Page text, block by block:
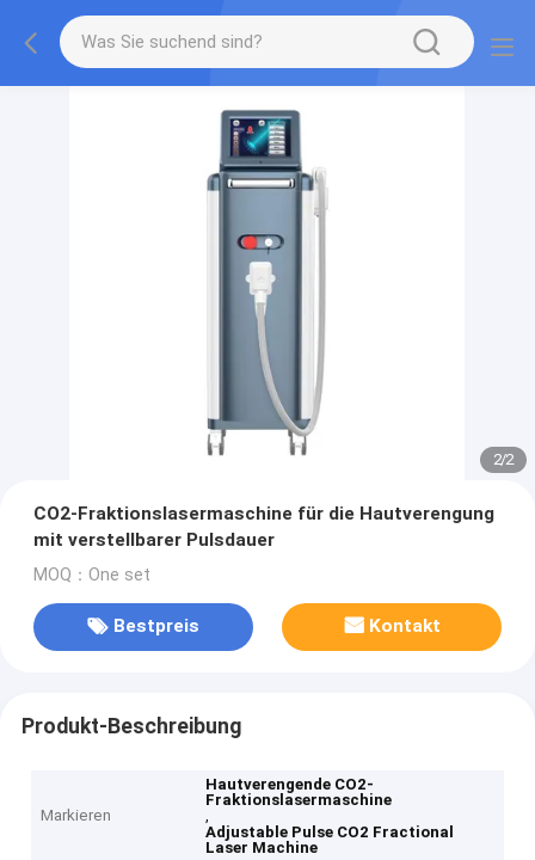
2/2
CO2-Fraktionslasermaschine für die Hautverengung
mit verstellbarer Pulsdauer
MOQ：One set
Bestpreis Kontakt
Produkt-Beschreibung
Markieren
Hautverengende CO2-
Fraktionslasermaschine
,
Adjustable Pulse CO2 Fractional
Laser Machine